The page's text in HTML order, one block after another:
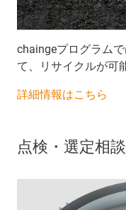
chaingeプログラム
て、リサイクルが可
詳細情報はこちら
点検・選定相